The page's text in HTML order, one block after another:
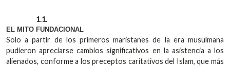
1.1.
EL MITO FUNDACIONAL
Solo a partir de los primeros maristanes de la era musulmana
pudieron apreciarse cambios significativos en la asistencia a los
alienados, conforme a los preceptos caritativos del Islam, que más